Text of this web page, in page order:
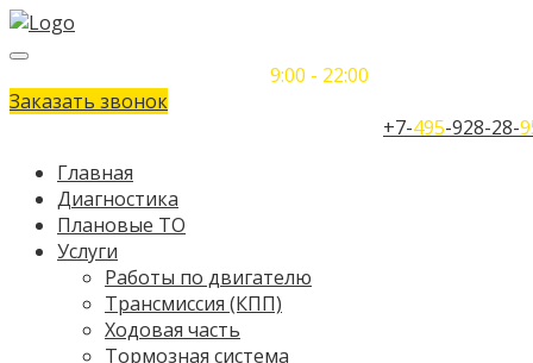
9:00 - 22:00
Заказать звонок
+7-495-928-28-
Главная
Диагностика
Плановые ТО
Услуги
Работы по двигателю
Трансмиссия (КПП)
Ходовая часть
Тормозная система